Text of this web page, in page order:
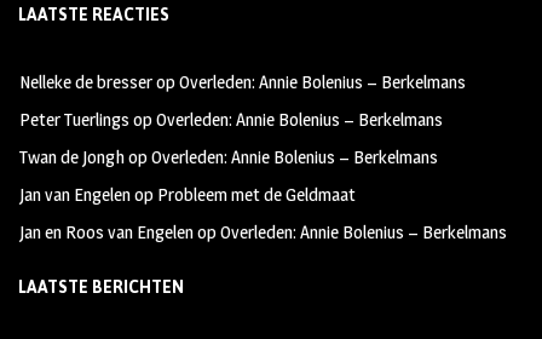
b
oo
k
ag
m
tt
LAATSTE REACTIES
Nelleke de bresseropOverleden: Annie Bolenius – Berkelmans
Peter Tuerlings opOverleden: Annie Bolenius – Berkelmans
Twan de JonghopOverleden: Annie Bolenius – Berkelmans
Jan van Engelenop Probleem met de Geldmaat
Jan en Roos van EngelenopOverleden: Annie Bolenius – Berkelmans
LAATSTE BERICHTEN